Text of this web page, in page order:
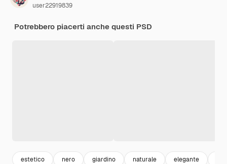
user22919839
Potrebbero piacerti anche questi PSD
estetico nero giardino naturale elegante